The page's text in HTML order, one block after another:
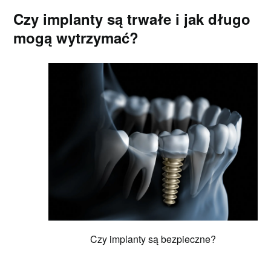
Czy implanty są trwałe i jak długo
mogą wytrzymać?
Czy implanty są bezpieczne?